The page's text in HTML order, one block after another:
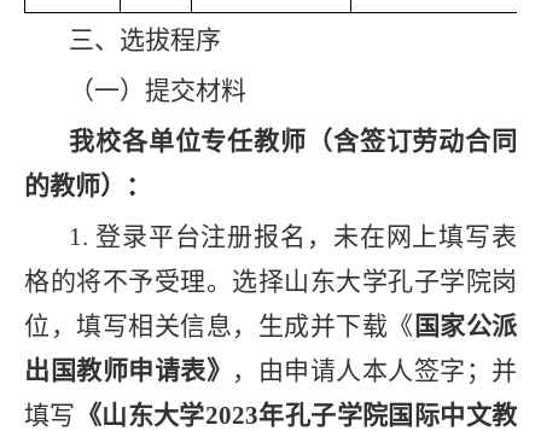
三、选拔程序
（一）提交材料
我校各单位专任教师（含签订劳动合同
的教师）：
1. 登录平台注册报名，未在网上填写表
格的将不予受理。选择山东大学孔子学院岗
位，填写相关信息，生成并下载《 国家公派
出国教师申请表》 ，由申请人本人签字 ； 并
填写 《山东大学2023年孔子学院国际中文教